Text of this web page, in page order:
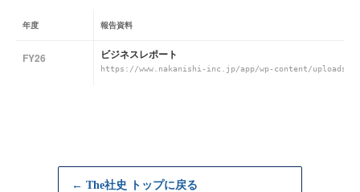
年度 報告資料
FY26 ビジネスレポート
https://www.nakanishi-inc.jp/app/wp-content/uploads/
← The社史 トップに戻る